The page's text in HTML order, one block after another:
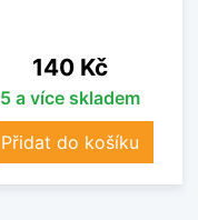
Cena
140 Kč
5 a více skladem
Přidat do košíku